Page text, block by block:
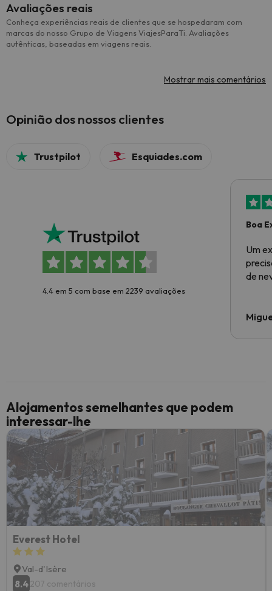
Avaliações reais
Conheça experiências reais de clientes que se hospedaram com
marcas do nosso Grupo de Viagens ViajesParaTi. Avaliações
autênticas, baseadas em viagens reais.
Mostrar mais comentários
Opinião dos nossos clientes
Trustpilot Esquiades.com
4.4 em 5 com base em 2239 avaliações
Boa
Um
de
Alojamentos semelhantes que podem
interessar-lhe
Everest Hotel
Val-d'Isère
8.4207 comentários